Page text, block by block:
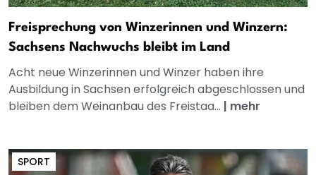
Freisprechung von Winzerinnen und Winzern:
Sachsens Nachwuchs bleibt im Land
Acht neue Winzerinnen und Winzer haben ihre
Ausbildung in Sachsen erfolgreich abgeschlossen und
bleiben dem Weinanbau des Freistaa... | mehr
SPORT